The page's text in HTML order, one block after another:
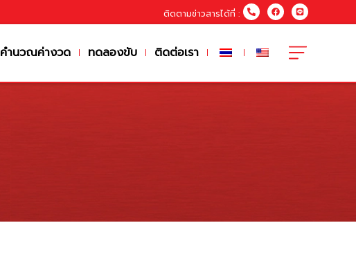
ติดตามข่าวสารได้ที่ :
คำนวณค่างวด ทดลองขับ ติดต่อเรา